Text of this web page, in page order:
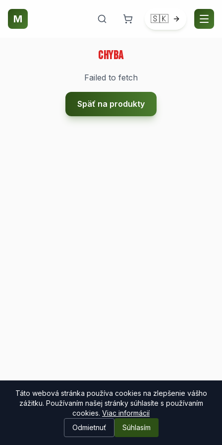
M 🇸🇰
Táto webová stránka používa cookies na zlepšenie vášho
zážitku. Používaním našej stránky súhlasíte s používaním
cookies. Viac informácií
Odmietnuť
Súhlasím
Chyba
Failed to fetch
Späť na produkty